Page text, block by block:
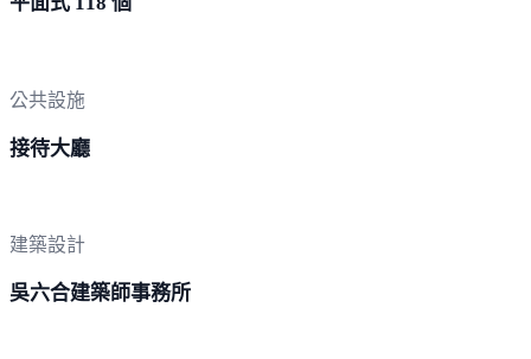
公共設施
接待大廳
建築設計
吳六合建築師事務所